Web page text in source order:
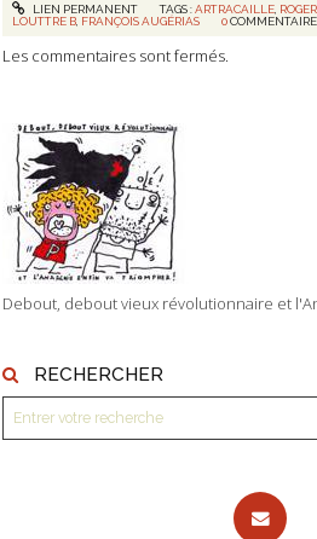
Debout, debout vieux révolutionnaire et
RECHERCHER
LIEN PERMANENT TAGS :ARTRACAILLE,
LOUTTRE B FRANÇOIS AUGÉRIAS 0 COMMENTAIRE
Les commentaires sont fermés.